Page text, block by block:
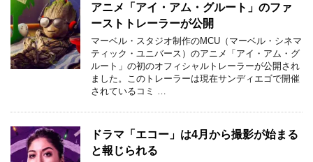
アニメ「アイ・アム・グルート」のファ
ーストトレーラーが公開
マーベル・スタジオ制作のMCU（マーベル・シネマ
ティック・ユニバース）のアニメ「アイ・アム・グ
ルート」の初のオフィシャルトレーラーが公開され
ました。このトレーラーは現在サンディエゴで開催
されているコミ …
ドラマ「エコー」は4月から撮影が始まる
と報じられる